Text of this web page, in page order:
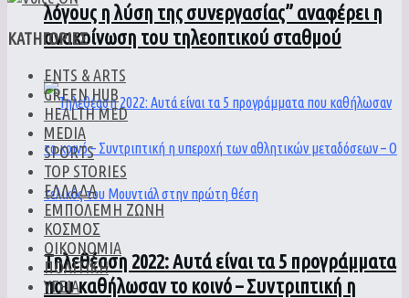
λόγους η λύση της συνεργασίας” αναφέρει η
ανακοίνωση του τηλεοπτικού σταθμού
Τηλεθέαση 2022: Αυτά είναι τα 5 προγράμματα
που καθήλωσαν το κοινό – Συντριπτική η
ΚΑΤΗΓΟΡΙΕΣ
ENTS & ARTS
GREEN HUB
HEALTH MED
MEDIA
SPORTS
TOP STORIES
ΕΛΛΑΔΑ
ΕΜΠΟΛΕΜΗ ΖΩΝΗ
ΚΟΣΜΟΣ
ΟΙΚΟΝΟΜΙΑ
ΠΟΛΙΤΙΚΗ
ΥΓΕΙΑ